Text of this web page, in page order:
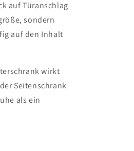
auf Türanschlag
sondern
auf den Inhalt
wirkt
Seitenschrank
als ein